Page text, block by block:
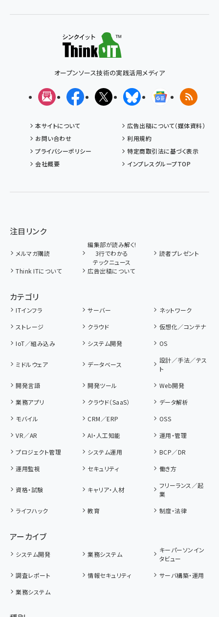
オープンソース技術の実践活用メディア
メルマガFacebookX(エックス)BlueskyGoogleニュ
RSS
本サイトについて
広告出稿について（媒体資料）
お問い合わせ
利用規約
プライバシーポリシー
特定商取引法に基づく表示
会社概要
インプレスグループTOP
注目リンク
メルマガ購読
編集部が読み解く!
3行でわかる
テックニュース
読者プレゼント
Think ITについて 広告出稿について
カテゴリ
ITインフラ サーバー
ネットワーク
ストレージ
クラウド
仮想化／コンテナ
IoT／組み込み
システム開発 OS
ミドルウェア データベース
設計／手法／テス
ト
開発言語
開発ツール
Web開発
業務アプリ
クラウド（SaaS）
データ解析
モバイル
CRM／ERP
OSS
VR／AR
AI・人工知能
運用・管理
プロジェクト管理
システム運用
BCP／DR
運用監視
セキュリティ 働き方
資格・試験 キャリア・人材
フリーランス／起
業
ライフハック
教育 制度・法律
アーカイブ
システム開発 業務システム
キーパーソンイン
タビュー
調査レポート
情報セキュリティ
サーバ構築・運用
業務システム